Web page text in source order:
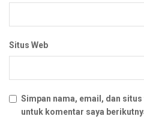
Situs Web
Simpan nama, email, dan
untuk komentar saya